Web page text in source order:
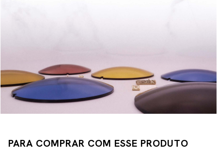
PARA COMPRAR COM ESSE PRODUTO